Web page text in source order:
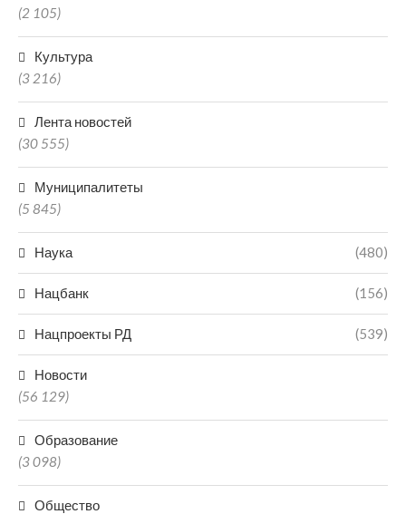
(2 105)
Культура
(3 216)
Лента новостей
(30 555)
Муниципалитеты
(5 845)
Наука (480)
Нацбанк (156)
Нацпроекты РД (539)
Новости
(56 129)
Образование
(3 098)
Общество